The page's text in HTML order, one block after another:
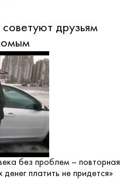
друзьям
без проблем – повторная
платить не придется»